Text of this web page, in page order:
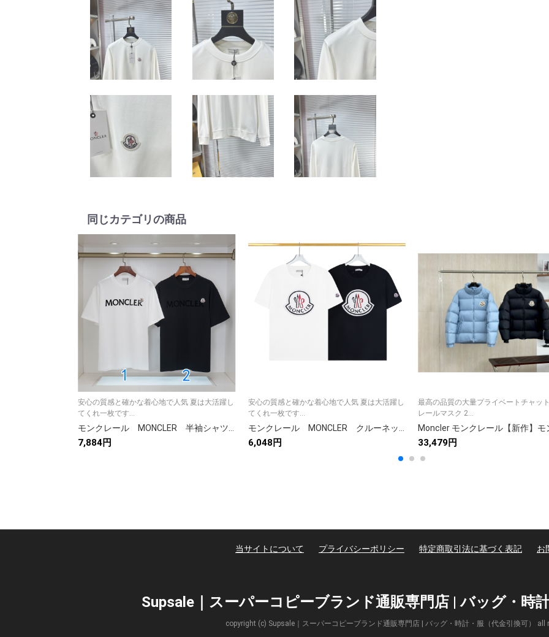
同じカテゴリの商品
安心の質感と確かな着心地で人気 夏は大活躍し
てくれ一枚です...
モンクレール MONCLER 半袖シャツ プリントシャツ クルーネックシャツ ブラック ホワイト レッド グリーン ブルー メンズシャツ Tシャツ 2色
7,884円
安心の質感と確かな着心地で人気 夏は大活躍し
てくれ一枚です...
モンクレール MONCLER クルーネックシャツ 男性シャツ プリントシャツ BLACK WHITE
6,048円
最高の品質の大量プライベートチャッ
レールマスク 2...
33,479円
当サイトについて プライバシーポリシー 特定商取引法に基づく表記 お
Supsale｜スーパーコピーブランド通販専門店 | バッグ・時
copyright (c) Supsale｜スーパーコピーブランド通販専門店 | バッグ・時計・服（代金引換可） all